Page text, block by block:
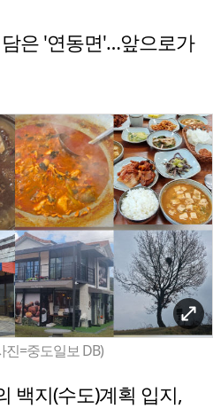
은 '연동면'…앞으로가
진=중도일보 DB)
백지(수도)계획 입지,